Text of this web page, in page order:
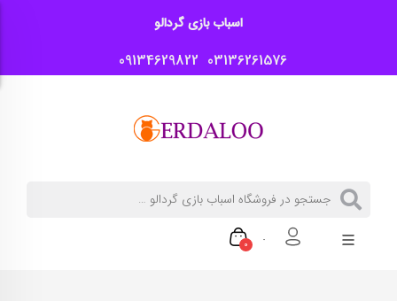
اسباب بازی گردالو
03136261576
09134629822
0